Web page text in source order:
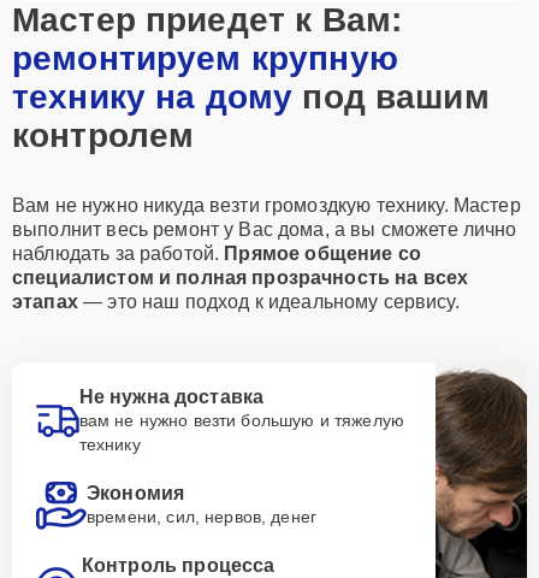
Мастер приедет к Вам:
ремонтируем крупную
технику на дому под вашим
контролем
Вам не нужно никуда везти громоздкую технику. Мастер
выполнит весь ремонт у Вас дома, а вы сможете лично
наблюдать за работой. Прямое общение со
специалистом и полная прозрачность на всех
этапах— это наш подход к идеальному сервису.
Не нужна доставка
вам не нужно везти большую и тяжелую
технику
Экономия
времени, сил, нервов, денег
Контроль процесса